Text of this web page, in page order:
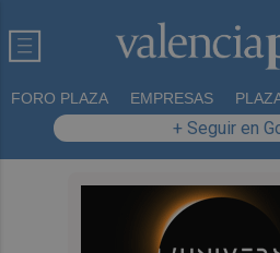
FORO PLAZA EMPRESAS
+ Seguir en